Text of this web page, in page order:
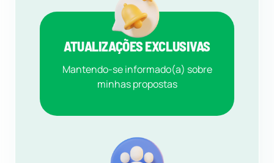
ATUALIZAÇÕES EXCLUSIVAS
Mantendo-se informado(a) sobre
minhas propostas